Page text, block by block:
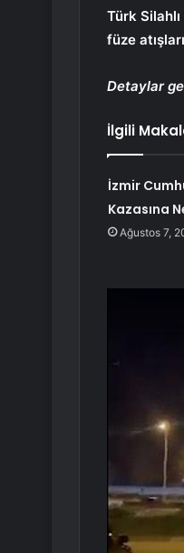
Türk
füze
Detaylar
İlgili
İzmir
Kazasına
Ağustos 7,